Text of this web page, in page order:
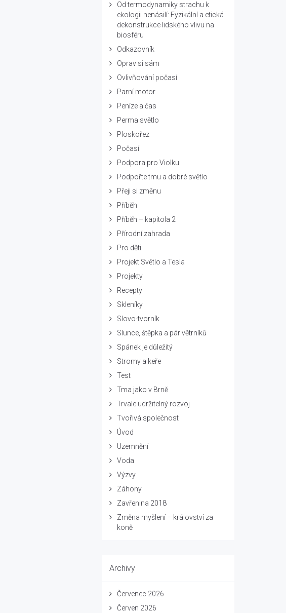
Od termodynamiky strachu k
ekologii nenásilí: Fyzikální a etická
dekonstrukce lidského vlivu na
biosféru
Odkazovník
Oprav si sám
Ovlivňování počasí
Parní motor
Peníze a čas
Perma světlo
Ploskořez
Počasí
Podpora pro Violku
Podpořte tmu a dobré světlo
Přeji si změnu
Příběh
Příběh – kapitola 2
Přírodní zahrada
Pro děti
Projekt Světlo a Tesla
Projekty
Recepty
Skleníky
Slovo-tvorník
Slunce, štěpka a pár větrníků
Spánek je důležitý
Stromy a keře
Test
Tma jako v Brně
Trvale udržitelný rozvoj
Tvořivá společnost
Úvod
Uzemnění
Voda
Výzvy
Záhony
Zavřenina 2018
Změna myšlení – království za
koně
Archivy
Červenec 2026
Červen 2026